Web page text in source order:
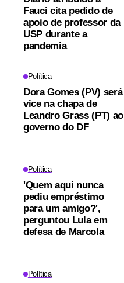
Fauci cita pedido de
apoio de professor da
USP durante a
pandemia
Política
Dora Gomes (PV) será
vice na chapa de
Leandro Grass (PT) ao
governo do DF
Política
'Quem aqui nunca
pediu empréstimo
para um amigo?',
perguntou Lula em
defesa de Marcola
Política